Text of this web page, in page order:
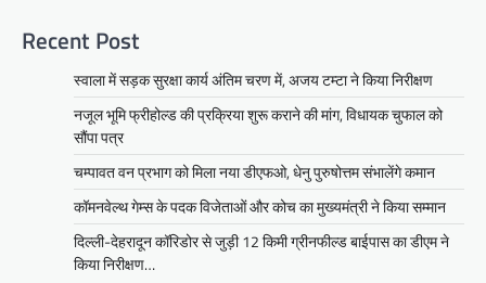
Recent Post
स्वाला में सड़क सुरक्षा कार्य अंतिम चरण में, अजय टम्टा ने किया निरीक्षण
नजूल भूमि फ्रीहोल्ड की प्रक्रिया शुरू कराने की मांग, विधायक चुफाल को
सौंपा पत्र
चम्पावत वन प्रभाग को मिला नया डीएफओ, धेनु पुरुषोत्तम संभालेंगे कमान
कॉमनवेल्थ गेम्स के पदक विजेताओं और कोच का मुख्यमंत्री ने किया सम्मान
दिल्ली-देहरादून कॉरिडोर से जुड़ी 12 किमी ग्रीनफील्ड बाईपास का डीएम ने
किया निरीक्षण…